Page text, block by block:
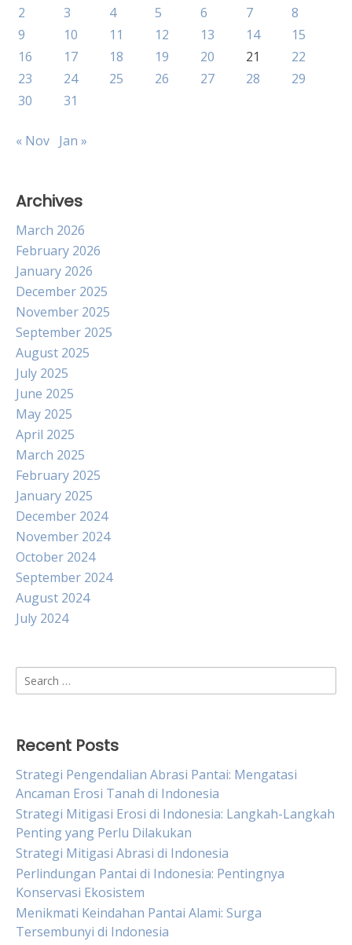
2
3 4 5 6 7
8
9
10 11 12 13 14
15
16
17 18 19 20 21
22
23
24 25 26 27 28
29
30
31
« Nov Jan »
Archives
March 2026
February 2026
January 2026
December 2025
November 2025
September 2025
August 2025
July 2025
June 2025
May 2025
April 2025
March 2025
February 2025
January 2025
December 2024
November 2024
October 2024
September 2024
August 2024
July 2024
Search
for:
Recent Posts
Strategi Pengendalian Abrasi Pantai: Mengatasi
Ancaman Erosi Tanah di Indonesia
Strategi Mitigasi Erosi di Indonesia: Langkah-Langkah
Penting yang Perlu Dilakukan
Strategi Mitigasi Abrasi di Indonesia
Perlindungan Pantai di Indonesia: Pentingnya
Konservasi Ekosistem
Menikmati Keindahan Pantai Alami: Surga
Tersembunyi di Indonesia